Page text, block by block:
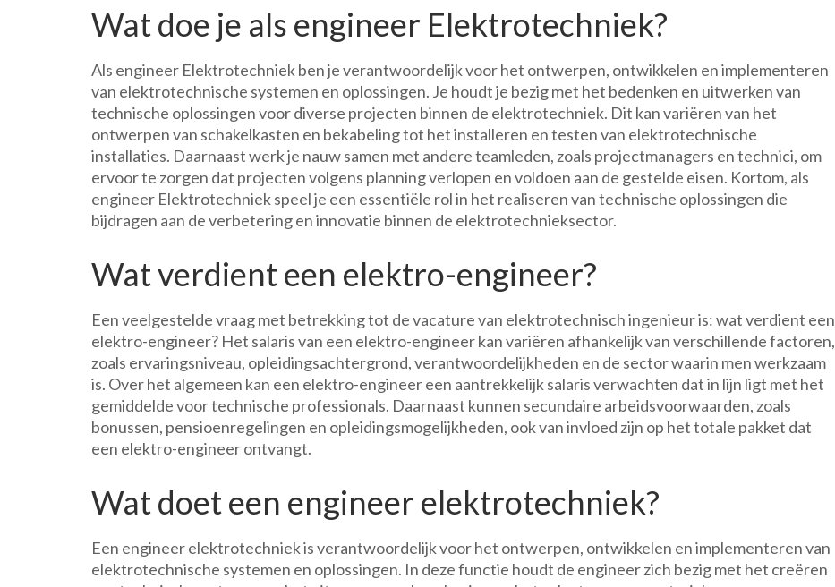
Wat doe je als engineer Elektrotechniek?
Als engineer Elektrotechniek ben je verantwoordelijk voor het ontwerpen, ontwikkelen en implementeren
van elektrotechnische systemen en oplossingen. Je houdt je bezig met het bedenken en uitwerken van
technische oplossingen voor diverse projecten binnen de elektrotechniek. Dit kan variëren van het
ontwerpen van schakelkasten en bekabeling tot het installeren en testen van elektrotechnische
installaties. Daarnaast werk je nauw samen met andere teamleden, zoals projectmanagers en technici, om
ervoor te zorgen dat projecten volgens planning verlopen en voldoen aan de gestelde eisen. Kortom, als
engineer Elektrotechniek speel je een essentiële rol in het realiseren van technische oplossingen die
bijdragen aan de verbetering en innovatie binnen de elektrotechnieksector.
Wat verdient een elektro-engineer?
Een veelgestelde vraag met betrekking tot de vacature van elektrotechnisch ingenieur is: wat verdient een
elektro-engineer? Het salaris van een elektro-engineer kan variëren afhankelijk van verschillende factoren,
zoals ervaringsniveau, opleidingsachtergrond, verantwoordelijkheden en de sector waarin men werkzaam
is. Over het algemeen kan een elektro-engineer een aantrekkelijk salaris verwachten dat in lijn ligt met het
gemiddelde voor technische professionals. Daarnaast kunnen secundaire arbeidsvoorwaarden, zoals
bonussen, pensioenregelingen en opleidingsmogelijkheden, ook van invloed zijn op het totale pakket dat
een elektro-engineer ontvangt.
Wat doet een engineer elektrotechniek?
Een engineer elektrotechniek is verantwoordelijk voor het ontwerpen, ontwikkelen en implementeren van
elektrotechnische systemen en oplossingen. In deze functie houdt de engineer zich bezig met het creëren